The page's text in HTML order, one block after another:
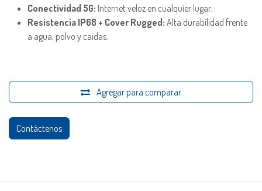
Conectividad 5G: Internet veloz en cualquier lugar.
Resistencia IP68 + Cover Rugged: Alta durabilidad frente
a agua, polvo y caídas.
Agregar para comparar
Contáctenos